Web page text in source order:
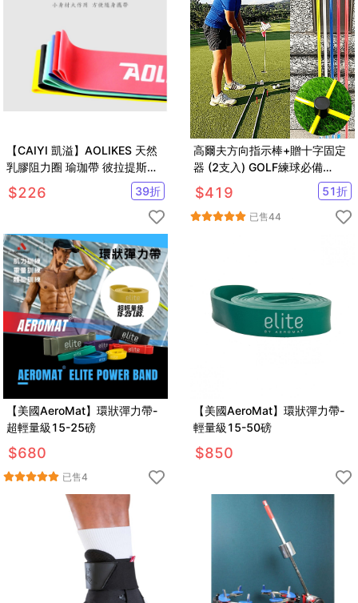
【CAIYI 凱溢】AOLIKES 天然
乳膠阻力圈 瑜珈帶 彼拉提斯帶
訓練拉力帶 阻力帶 健身帶 拉力
帶 彈力帶 黃色
$226 39折
高爾夫方向指示棒+贈十字固定
器 (2支入) GOLF練球必備
【GF51001】
$419 51折
已售44
【美國AeroMat】環狀彈力帶-
超輕量級15-25磅
$680
已售4
【美國AeroMat】環狀彈力帶-
輕量級15-50磅
$850